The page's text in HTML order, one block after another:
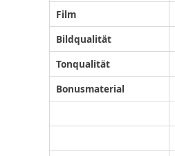
Film
Bildqualität
Tonqualität
Bonusmaterial